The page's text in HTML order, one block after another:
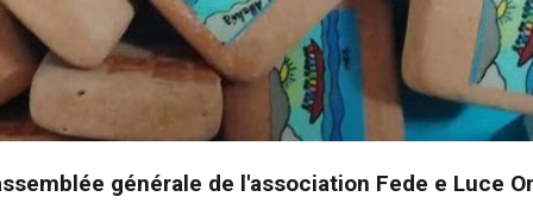
générale de l'association Fede e Luce